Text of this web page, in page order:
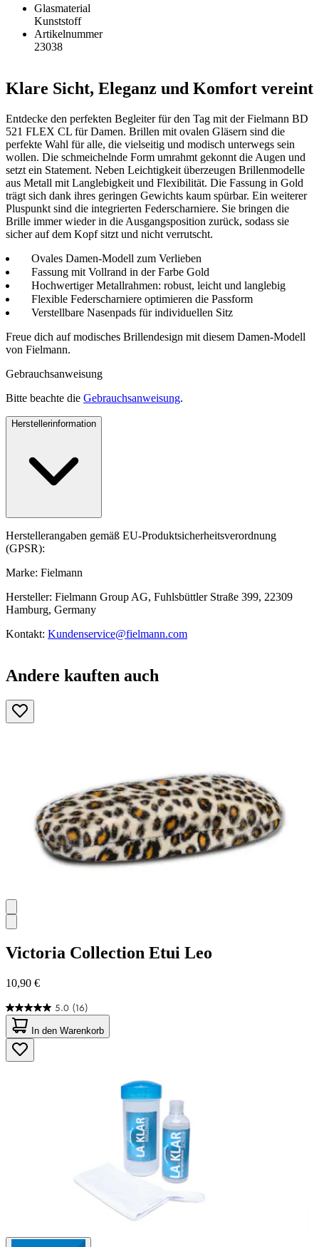
Glasmaterial
Kunststoff
Artikelnummer
23038
Klare Sicht, Eleganz und Komfort vereint
Entdecke den perfekten Begleiter für den Tag mit der Fielmann BD
521 FLEX CL für Damen. Brillen mit ovalen Gläsern sind die
perfekte Wahl für alle, die vielseitig und modisch unterwegs sein
wollen. Die schmeichelnde Form umrahmt gekonnt die Augen und
setzt ein Statement. Neben Leichtigkeit überzeugen Brillenmodelle
aus Metall mit Langlebigkeit und Flexibilität. Die Fassung in Gold
trägt sich dank ihres geringen Gewichts kaum spürbar. Ein weiterer
Pluspunkt sind die integrierten Federscharniere. Sie bringen die
Brille immer wieder in die Ausgangsposition zurück, sodass sie
sicher auf dem Kopf sitzt und nicht verrutscht.
Ovales Damen-Modell zum Verlieben
Fassung mit Vollrand in der Farbe Gold
Hochwertiger Metallrahmen: robust, leicht und langlebig
Flexible Federscharniere optimieren die Passform
Verstellbare Nasenpads für individuellen Sitz
Freue dich auf modisches Brillendesign mit diesem Damen-Modell
von Fielmann.
Gebrauchsanweisung
Bitte beachte die Gebrauchsanweisung.
Herstellerinformation
Herstellerangaben gemäß EU-Produktsicherheitsverordnung
(GPSR):
Marke: Fielmann
Hersteller: Fielmann Group AG, Fuhlsbüttler Straße 399, 22309
Hamburg, Germany
Kontakt: Kundenservice@fielmann.com
Andere kauften auch
Victoria Collection Etui Leo
10,90 €
5.0 (16)
5.0
von
5
Sternen.
16
In den Warenkorb